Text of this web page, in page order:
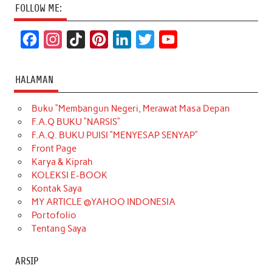
FOLLOW ME:
c
e
b
o
o
k
t
a
g
r
a
m
T
o
k
t
e
r
k
e
d
t
t
e
T
u
b
HALAMAN
Buku “Membangun Negeri, Merawat Masa Depan
F.A.Q BUKU “NARSIS”
F.A.Q. BUKU PUISI “MENYESAP SENYAP”
Front Page
Karya & Kiprah
KOLEKSI E-BOOK
Kontak Saya
MY ARTICLE @YAHOO INDONESIA
Portofolio
Tentang Saya
ARSIP